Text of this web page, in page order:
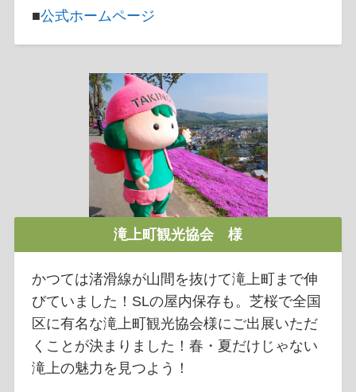
■公式ホームページ
滝上町観光協会 様
かつては渚滑線が山間を抜けて滝上町まで伸
びていました！SLの屋内保存も。芝桜で全国
区に有名な滝上町観光協会様にご出展いただ
くことが決まりました！春・夏だけじゃない
滝上の魅力を見つよう！